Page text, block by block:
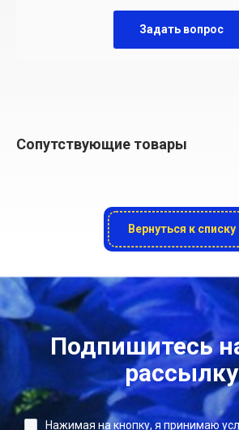
Задать вопрос
Сопутствующие товары
Вернуться к списку
Подпишитесь
рассылку
Нажимая на кнопку, я принимаю